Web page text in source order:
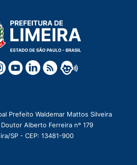
Prefeito Waldemar Mattos Silveira
Alberto Ferreira nº 179
SP - CEP: 13481-900